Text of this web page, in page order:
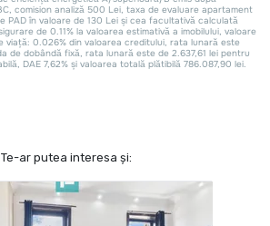
Te-ar putea interesa și: